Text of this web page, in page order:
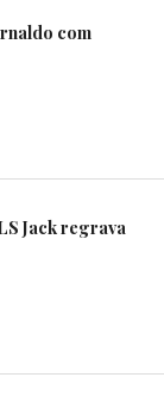
com
Jack regrava